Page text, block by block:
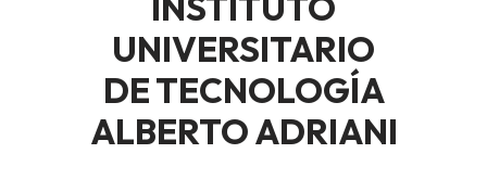
UNIVERSITARIO
DE TECNOLOGÍA
ALBERTO ADRIANI